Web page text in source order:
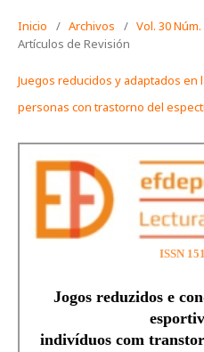
Inicio / Archivos / Vol. 30 Núm.
Artículos de Revisión
Juegos reducidos y adaptados en
personas con trastorno del